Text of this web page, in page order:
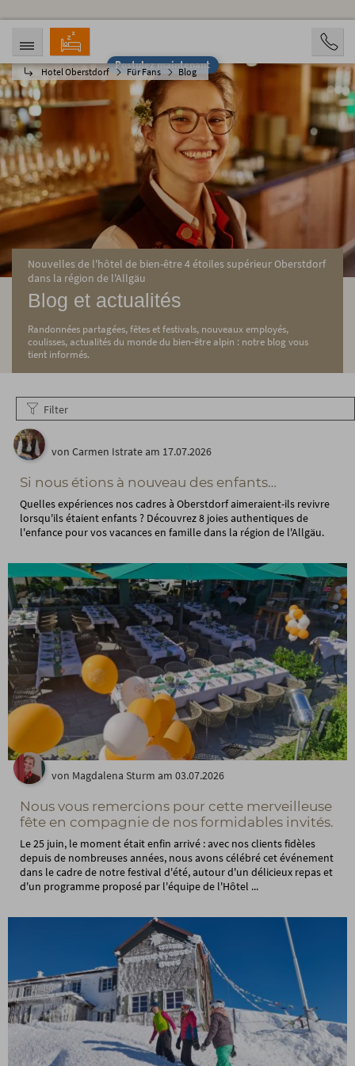
Postulez maintenant
Hotel Oberstdorf Für Fans Blog
ARRIVÉE
08.08.2026
DÉPART
13.08.2026
PERSONNES
2 Personen
RÉSERVATION
Nouvelles de l'hôtel de bien-être 4 étoiles supérieur Oberstdorf
dans la région de l'Allgäu
Blog et actualités
Randonnées partagées, fêtes et festivals, nouveaux employés,
coulisses, actualités du monde du bien-être alpin : notre blog vous
tient informés.
Filter
von Carmen Istrate am 17.07.2026
Si nous étions à nouveau des enfants…
Quelles expériences nos cadres à Oberstdorf aimeraient-ils revivre
lorsqu'ils étaient enfants ? Découvrez 8 joies authentiques de
l'enfance pour vos vacances en famille dans la région de l'Allgäu.
von Magdalena Sturm am 03.07.2026
Nous vous remercions pour cette merveilleuse
fête en compagnie de nos formidables invités.
Le 25 juin, le moment était enfin arrivé : avec nos clients fidèles
depuis de nombreuses années, nous avons célébré cet événement
dans le cadre de notre festival d'été, autour d'un délicieux repas et
d'un programme proposé par l'équipe de l'Hôtel ...